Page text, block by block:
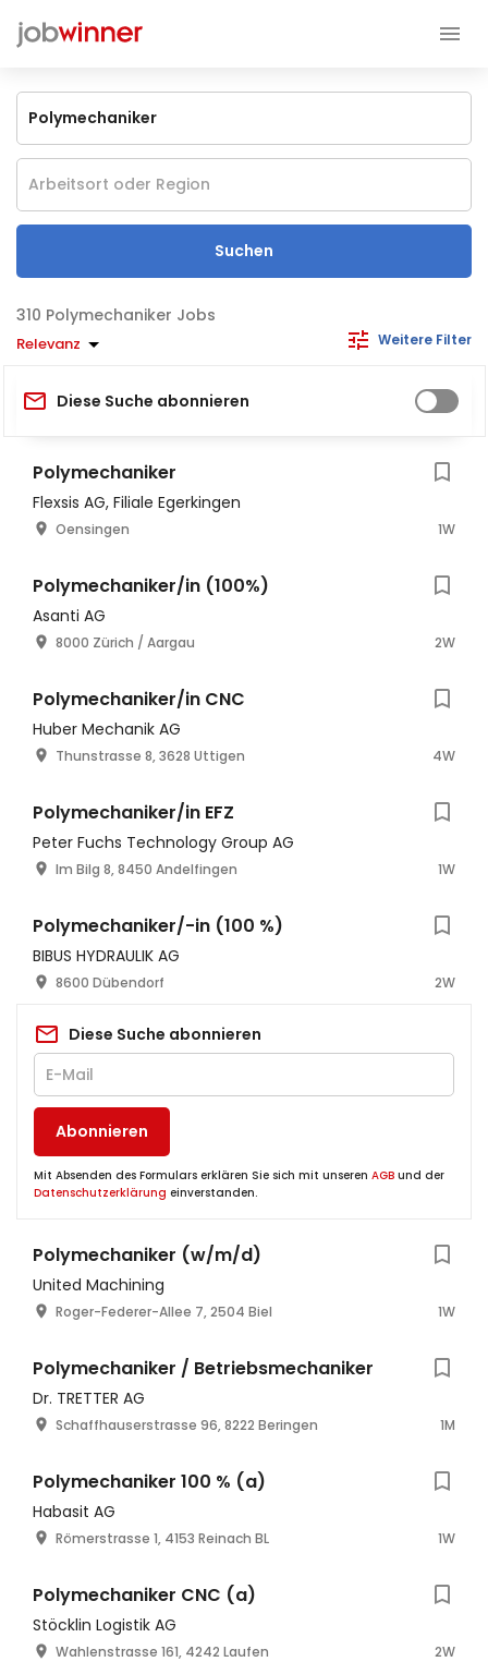
Suchen
Polymechaniker Jobs
Relevanz Weitere Filter
Diese Suche abonnieren
Polymechaniker
Flexsis AG, Filiale Egerkingen
Oensingen 1W
Polymechaniker/in (100%)
Asanti AG
8000 Zürich / Aargau 2W
Polymechaniker/in CNC
Huber Mechanik AG
Thunstrasse 8, 3628 Uttigen 4W
Polymechaniker/in EFZ
Peter Fuchs Technology Group AG
Im Bilg 8, 8450 Andelfingen 1W
Polymechaniker/-in (100 %)
BIBUS HYDRAULIK AG
8600 Dübendorf 2W
Diese Suche abonnieren
Abonnieren
Mit Absenden des Formulars erklären Sie sich mit unseren AGB und der
Datenschutzerklärung einverstanden.
Polymechaniker (w/m/d)
United Machining
Roger-Federer-Allee 7, 2504 Biel 1W
Polymechaniker / Betriebsmechaniker
Dr. TRETTER AG
Schaffhauserstrasse 96, 8222 Beringen 1M
Polymechaniker 100 % (a)
Habasit AG
Römerstrasse 1, 4153 Reinach BL 1W
Polymechaniker CNC (a)
Stöcklin Logistik AG
Wahlenstrasse 161, 4242 Laufen 2W